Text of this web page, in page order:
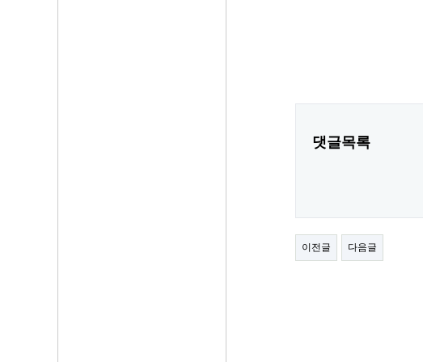
댓글목록
이전글 다음글